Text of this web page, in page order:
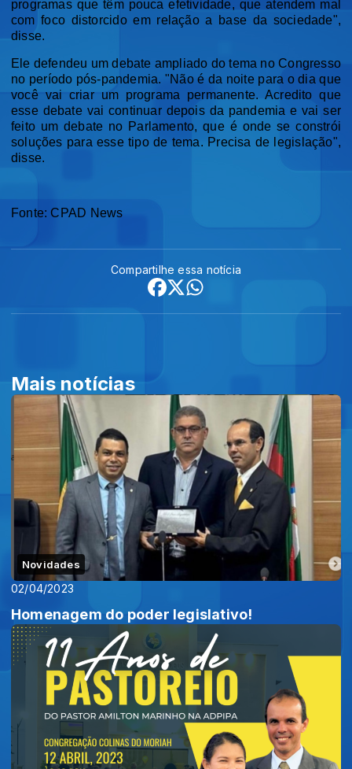
programas que têm pouca efetividade, que atendem mal
com foco distorcido em relação a base da sociedade",
disse.
Ele defendeu um debate ampliado do tema no Congresso
no período pós-pandemia. "Não é da noite para o dia que
você vai criar um programa permanente. Acredito que
esse debate vai continuar depois da pandemia e vai ser
feito um debate no Parlamento, que é onde se constrói
soluções para esse tipo de tema. Precisa de legislação",
disse.
Fonte: CPAD News
Compartilhe essa notícia
Mais notícias
Novidades
02/04/2023
Homenagem do poder legislativo!